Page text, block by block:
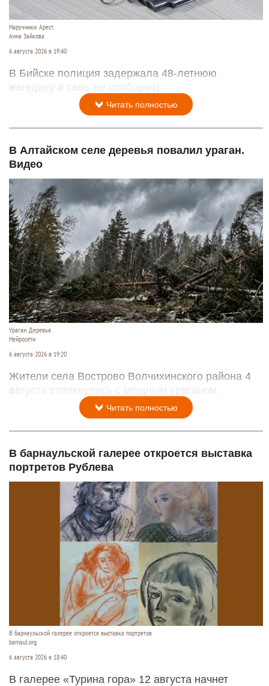
Наручники. Арест.
Анна Зайкова
6 августа 2026 в 19:40
В Бийске полиция задержала 48-летнюю
женщину и семь ее сообщниц.
Читать полностью
В Алтайском селе деревья повалил ураган.
Видео
Ураган. Деревья
Нейросети
6 августа 2026 в 19:20
Жители села Вострово Волчихинского района 4
августа столкнулись с мощным ураганом.
Читать полностью
В барнаульской галерее откроется выставка
портретов Рублева
В барнаульской галерее откроется выставка портретов
barnaul.org
6 августа 2026 в 18:40
В галерее «Турина гора» 12 августа начнет